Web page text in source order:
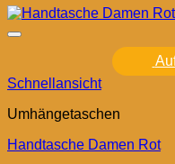
Schnellansicht
Umhängetaschen
Handtasche Damen Rot